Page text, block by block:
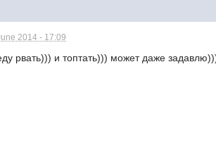
2014 - 17:09
рвать))) и топтать))) может даже